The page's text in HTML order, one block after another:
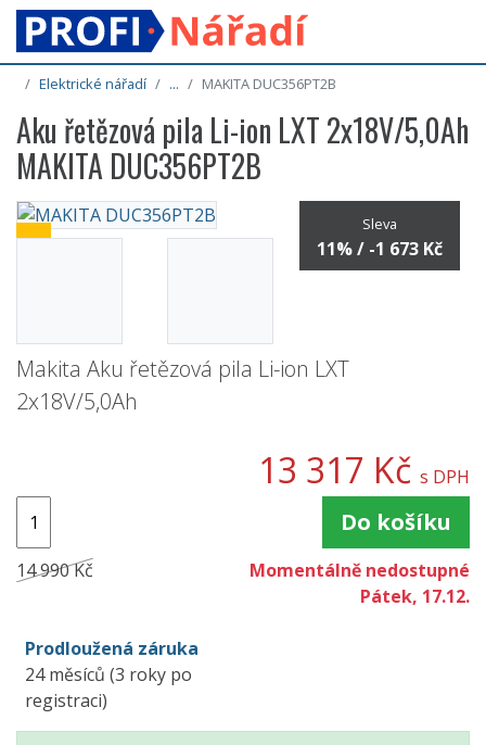
Elektrické nářadí ... MAKITA DUC356PT2B
Aku řetězová pila Li-ion LXT 2x18V/5,0Ah
MAKITA DUC356PT2B
Sleva
11% / -1 673 Kč
Makita Aku řetězová pila Li-ion LXT
2x18V/5,0Ah
13 317 Kč s DPH
Do košíku
14 990 Kč
Momentálně nedostupné
Pátek, 17.12.
Prodloužená záruka
24 měsíců (3 roky po
registraci)